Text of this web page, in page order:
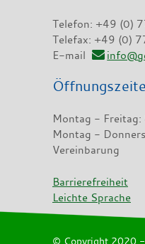
Telefon: +49 (0)
Telefax: +49 (0)
E-mail
Montag -
Montag -
Vereinbarung
Barrierefreiheit
Leichte Sprache
© Copyright 2020